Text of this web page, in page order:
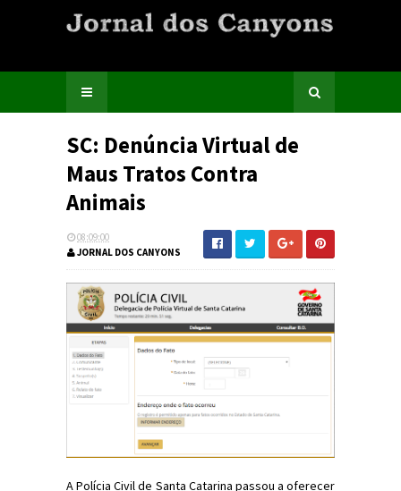
SC: Denúncia Virtual de
Maus Tratos Contra
Animais
08:09:00
JORNAL DOS CANYONS
A Polícia Civil de Santa Catarina passou a oferecer